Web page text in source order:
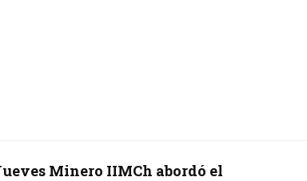
Minero IIMCh abordó el